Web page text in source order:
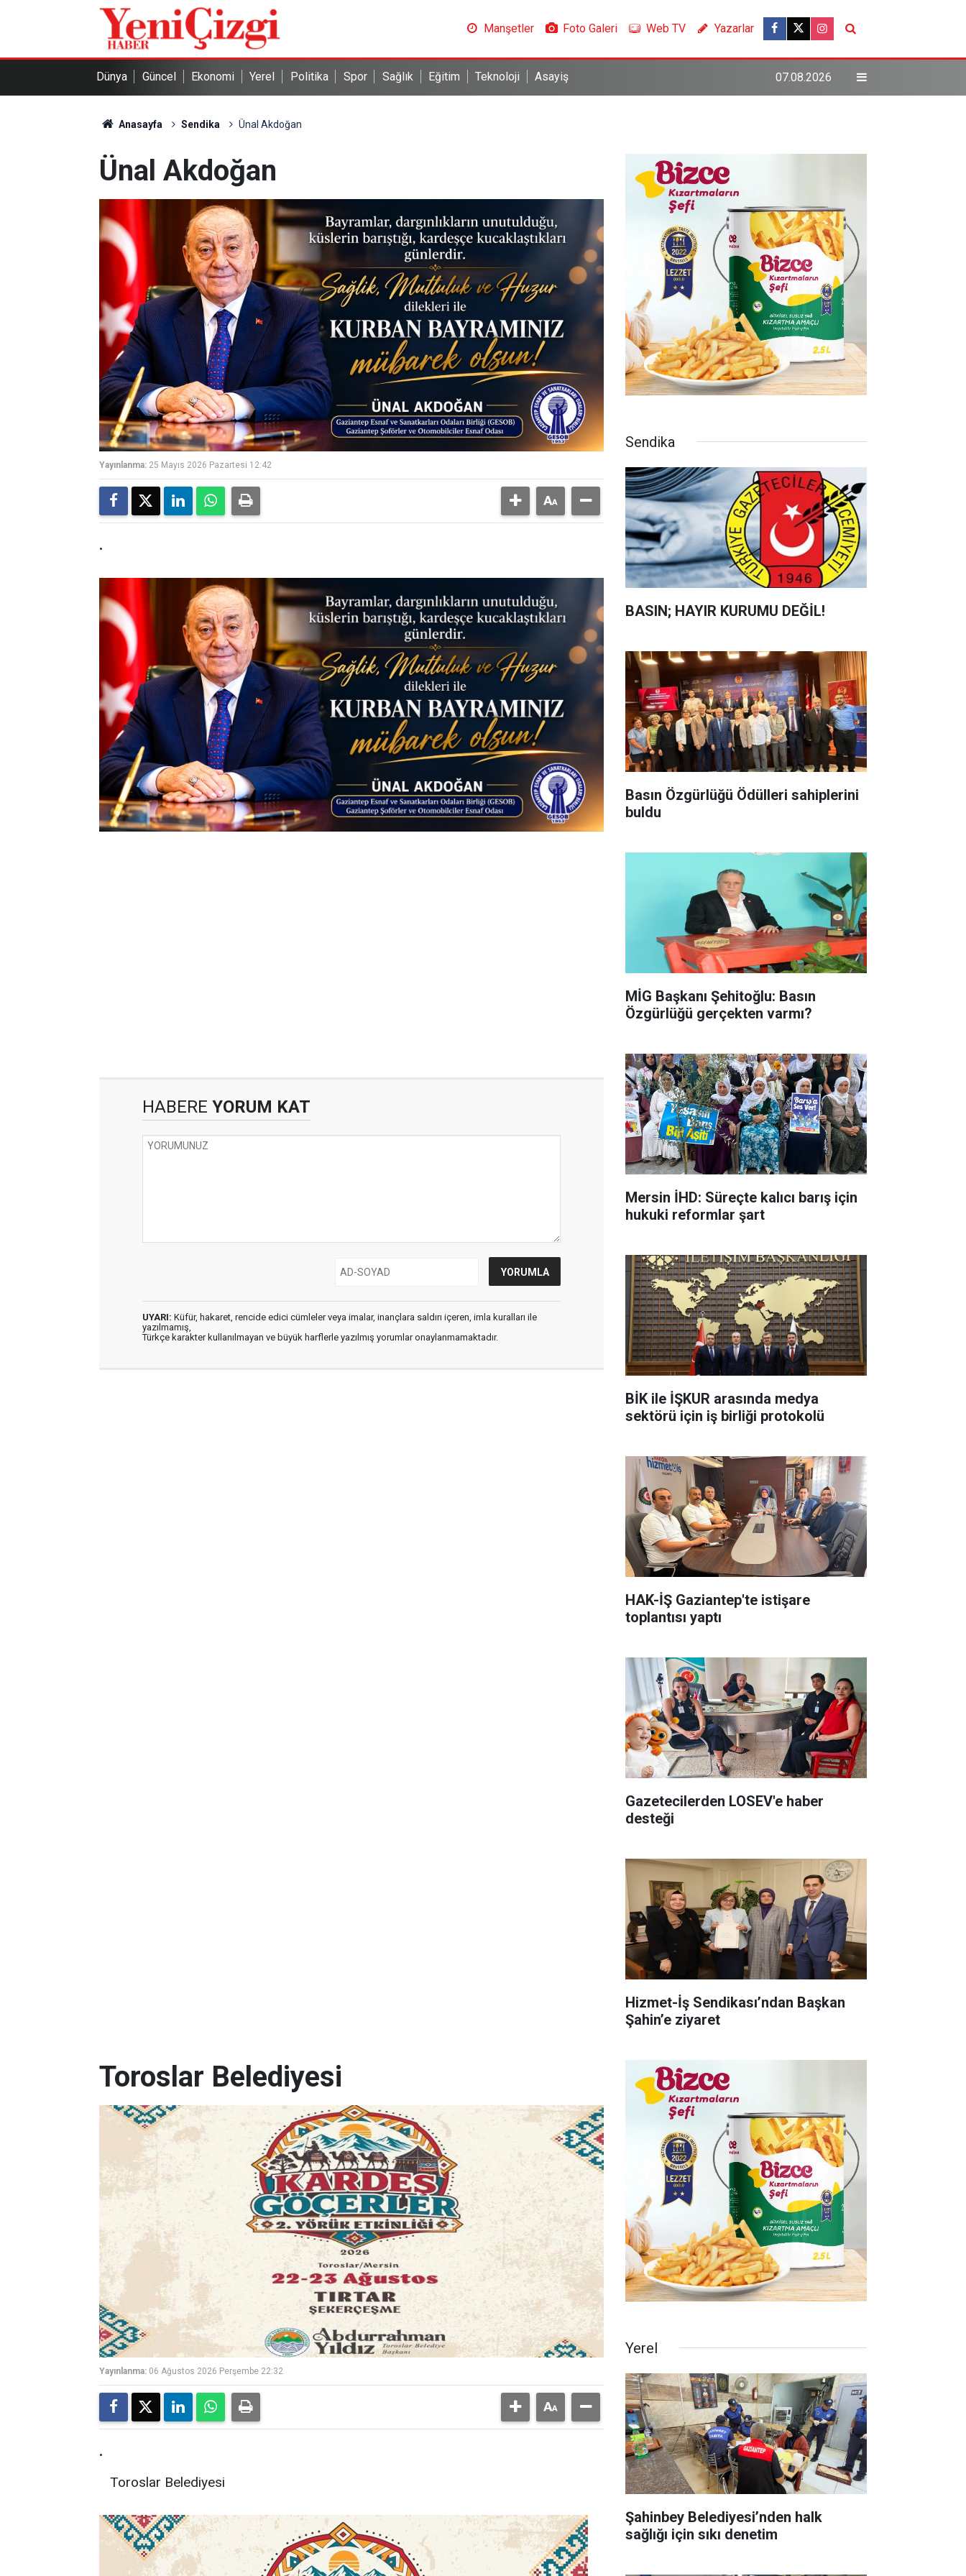
Manşetler Foto Galeri Web TV Yazarlar
Dünya Güncel Ekonomi Yerel Politika Spor Sağlık Eğitim Teknoloji Asayiş 07.08.2026
Anasayfa Sendika Ünal Akdoğan
Ünal Akdoğan
Yayınlanma: 25 Mayıs 2026 Pazartesi 12:42
.
HABERE YORUM KAT
UYARI: Küfür, hakaret, rencide edici cümleler veya imalar, inançlara saldırı içeren, imla kuralları ile
yazılmamış,
Türkçe karakter kullanılmayan ve büyük harflerle yazılmış yorumlar onaylanmamaktadır.
Sendika
BASIN; HAYIR KURUMU DEĞİL!
Basın Özgürlüğü Ödülleri sahiplerini
buldu
MİG Başkanı Şehitoğlu: Basın
Özgürlüğü gerçekten varmı?
Mersin İHD: Süreçte kalıcı barış için
hukuki reformlar şart
BİK ile İŞKUR arasında medya
sektörü için iş birliği protokolü
HAK-İŞ Gaziantep'te istişare
toplantısı yaptı
Gazetecilerden LOSEV'e haber
desteği
Hizmet-İş Sendikası’ndan Başkan
Şahin’e ziyaret
Toroslar Belediyesi
Yayınlanma: 06 Ağustos 2026 Perşembe 22:32
.
Toroslar Belediyesi
Yerel
Şahinbey Belediyesi’nden halk
sağlığı için sıkı denetim